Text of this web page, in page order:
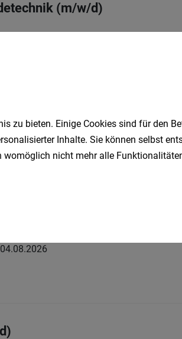
(m/w/d)
Vollzeit 04.08.2026
04.08.2026
zu bieten. Einige Cookies sind für den
Inhalte. Sie können selbst
nicht mehr alle